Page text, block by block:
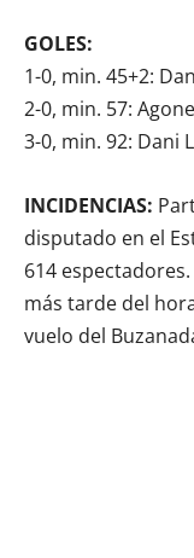
GOLES:
1-0, min. 45+2:
2-0, min. 57:
3-0, min. 92: Dani
INCIDENCIAS:
disputado en el
614
más tarde del
vuelo del